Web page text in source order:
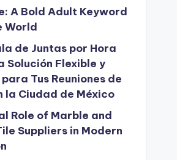
A Bold Adult Keyword
World
de Juntas por Hora
Solución Flexible y
Tus Reuniones de
la Ciudad de México
Role of Marble and
Suppliers in Modern